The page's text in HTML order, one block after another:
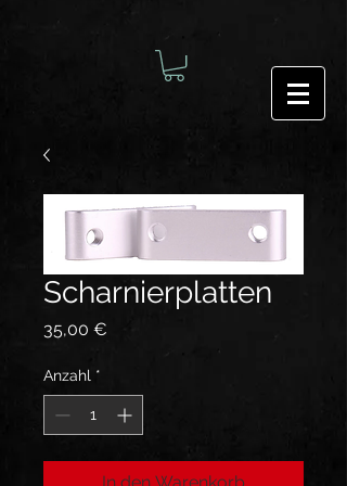
Scharnierplatten
35,00 €
Anzahl *